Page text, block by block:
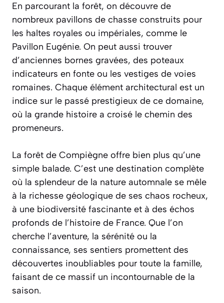
En parcourant la forêt, on découvre de
nombreux pavillons de chasse construits pour
les haltes royales ou impériales, comme le
Pavillon Eugénie. On peut aussi trouver
d’anciennes bornes gravées, des poteaux
indicateurs en fonte ou les vestiges de voies
romaines. Chaque élément architectural est un
indice sur le passé prestigieux de ce domaine,
où la grande histoire a croisé le chemin des
promeneurs.
La forêt de Compiègne offre bien plus qu’une
simple balade. C’est une destination complète
où la splendeur de la nature automnale se mêle
à la richesse géologique de ses chaos rocheux,
à une biodiversité fascinante et à des échos
profonds de l’histoire de France. Que l’on
cherche l’aventure, la sérénité ou la
connaissance, ses sentiers promettent des
découvertes inoubliables pour toute la famille,
faisant de ce massif un incontournable de la
saison.